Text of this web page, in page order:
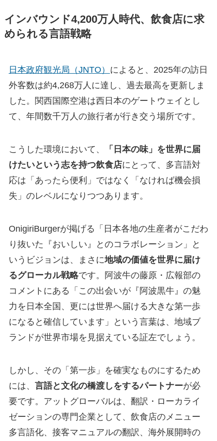
インバウンド4,200万人時代、飲食店に求
められる言語戦略
日本政府観光局（JNTO） によると、2025年の訪日
外客数は約4,268万人に達し、過去最高を更新しま
した。関西国際空港は西日本のゲートウェイとし
て、年間数千万人の旅行者が行き交う場所です。
こうした環境において、
「日本の味」を世界に届
けたいという志を持つ飲食店にとって、多言語対
応は「あったら便利」ではなく「なければ機会損
失」のレベルになりつつあります。
OnigiriBurgerが掲げる「日本各地の生産者がこだわ
り抜いた『おいしい』とのコラボレーション」と
いうビジョンは、まさに地域の価値を世界に届け
るグローカル戦略です。阿波牛の藤原・広報部の
コメントにある「この出会いが『阿波黒牛』の魅
力を日本全国、更には世界へ届ける大きな第一歩
になると確信しています」という言葉は、地域ブ
ランドが世界市場を見据えている証左でしょう。
しかし、その「第一歩」を確実なものにするため
には、 言語と文化の橋渡しをするパートナーが必
要です。アットグローバルは、翻訳・ローカライ
ゼーションの専門企業として、飲食店のメニュー
多言語化、接客マニュアルの翻訳、海外展開時の